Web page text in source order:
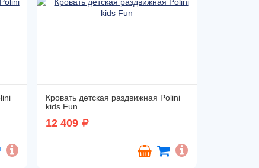
Кровать детская раздвижная Polini
kids Fun
12 409